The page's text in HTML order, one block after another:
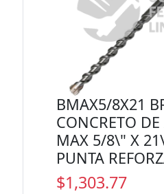
BMAX5/8X21
CONCRETO
MAX 5/8\" X
PUNTA
$1,303.77